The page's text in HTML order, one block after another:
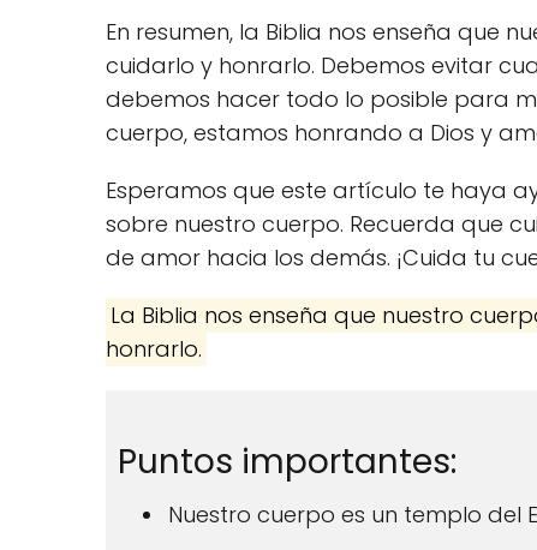
En resumen, la Biblia nos enseña que
cuidarlo y honrarlo. Debemos evitar
debemos hacer todo lo posible para
cuerpo, estamos honrando a Dios y
Esperamos que este artículo te haya
sobre nuestro cuerpo. Recuerda que
de amor hacia los demás. ¡Cuida tu
La Biblia nos enseña que nuestro
honrarlo.
Puntos importantes:
Nuestro cuerpo es un templo del